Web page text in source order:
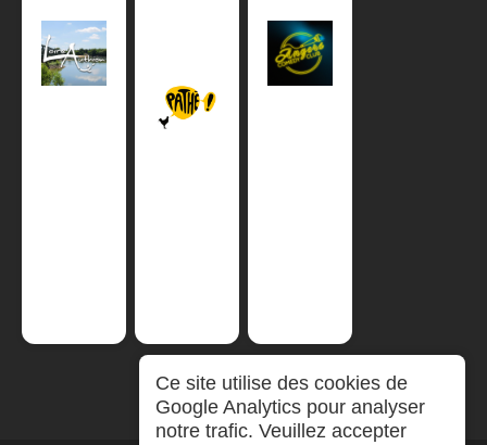
Ce site utilise des cookies de
Google Analytics pour analyser
notre trafic. Veuillez accepter